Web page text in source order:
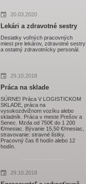
20.03.2020
Lekári a zdravotné sestry
Desiatky voľných pracovných
miest pre lekárov, zdravotné sestry
a ostatný zdravotnícky personál.
29.10.2018
Práca na sklade
SÚRNE! Práca V LOGISTICKOM
SKLADE, práca na
vysokozdvižnom vozíku alebo
skladník. Práca v meste Prešov a
Senec. Mzda od 750€ do 1 200
€/mesiac. Bývanie 15,50 €/mesiac,
stravovanie: stravné lístky.
Pracovný čas 8 hodín alebo 12
hodín.
29.10.2018